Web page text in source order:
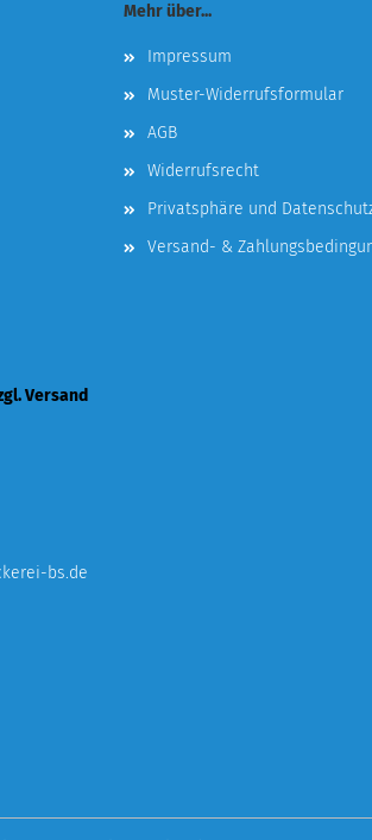
Mehr über...
Impressum
Muster-Widerrufsformular
AGB
Widerrufsrecht
Privatsphäre und
Versand- &
Versand
bs.de